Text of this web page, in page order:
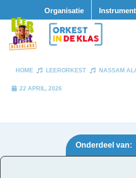
Organisatie
HOME LEERORKEST NASSAM
22 APRIL, 2026
Onderdeel van: